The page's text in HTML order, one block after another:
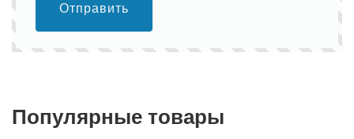
Отправить
Популярные товары